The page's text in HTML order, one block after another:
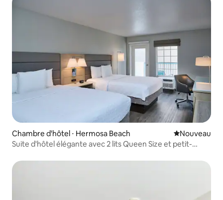
Chambre d'hôtel ⋅ Hermosa Beach Nouvel
Nouveau
Suite d'hôtel élégante avec 2 lits Queen Size et petit-